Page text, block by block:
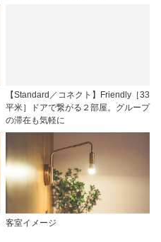
【Standard／コネクト】Friendly［33
平米］ドアで繋がる２部屋。グループ
の滞在も気軽に
客室イメージ